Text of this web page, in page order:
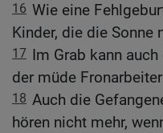
16 Wie eine
Kinder, die die Sonne
17 Im Grab kann
der müde
18 Auch die
hören nicht mehr,